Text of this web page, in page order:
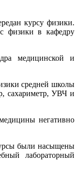
курсу физики.
физики в кафедру
медицинской и
средней школы
сахариметр, УВЧ и
негативно
были насыщены
лабораторный